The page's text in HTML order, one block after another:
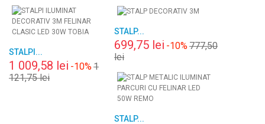
STALPI...
1 009,58 lei -10%1
121,75 lei
STALP...
699,75 lei -10%777,50
lei
STALP...